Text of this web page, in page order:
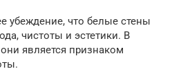
убеждение, что белые стены
чистоты и эстетики. В
является признаком